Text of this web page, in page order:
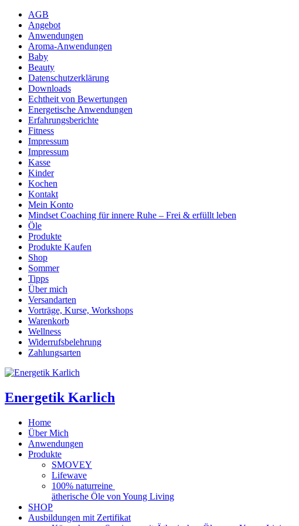
AGB
Angebot
Anwendungen
Aroma-Anwendungen
Baby
Beauty
Datenschutzerklärung
Downloads
Echtheit von Bewertungen
Energetische Anwendungen
Erfahrungsberichte
Fitness
Impressum
Impressum
Kasse
Kinder
Kochen
Kontakt
Mein Konto
Mindset Coaching für innere Ruhe – Frei & erfüllt leben
Öle
Produkte
Produkte Kaufen
Shop
Sommer
Tipps
Über mich
Versandarten
Vorträge, Kurse, Workshops
Warenkorb
Wellness
Widerrufsbelehrung
Zahlungsarten
Energetik Karlich
Home
Über Mich
Anwendungen
Produkte
SMOVEY
Lifewave
100% naturreine
ätherische Öle von Young Living
SHOP
Ausbildungen mit Zertifikat